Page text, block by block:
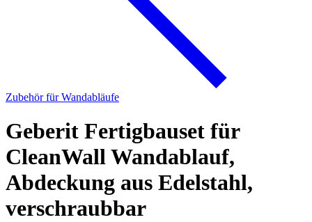
Zubehör für Wandabläufe
Geberit Fertigbauset für
CleanWall Wandablauf,
Abdeckung aus Edelstahl,
verschraubbar